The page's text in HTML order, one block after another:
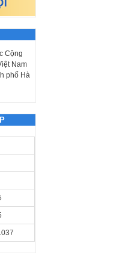
Cộng
Nam
phố Hà